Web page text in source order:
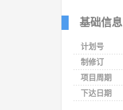
基础信息
计划号
制修订
项目周期
下达日期